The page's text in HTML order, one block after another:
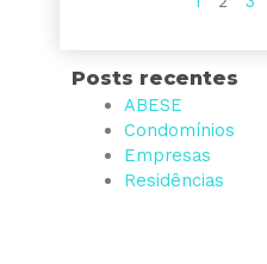
Posts recentes
ABESE
Condomínios
Empresas
Residências